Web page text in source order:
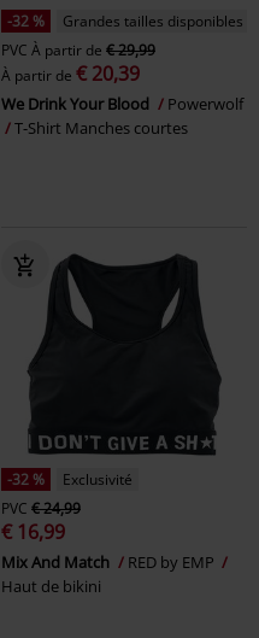
-32 %
Grandes tailles disponibles
PVC À partir de € 29,99
À partir de € 20,39
We Drink Your Blood
Powerwolf
T-Shirt Manches courtes
-32 %
Exclusivité
PVC € 24,99
€ 16,99
Mix And Match
RED by EMP
Haut de bikini